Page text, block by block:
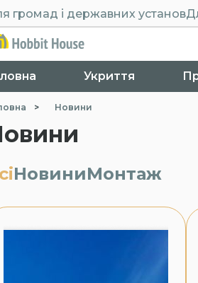
громад і державних установ
Укриття
> Новини
НовиниМонтаж